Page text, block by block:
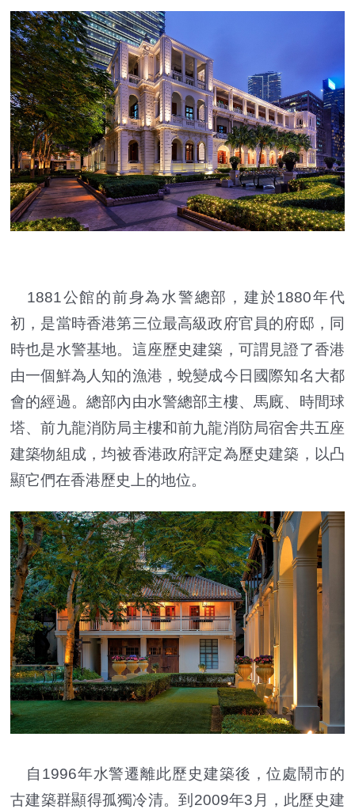
1881公館的前身為水警總部，建於1880年代
初，是當時香港第三位最高級政府官員的府邸，同
時也是水警基地。這座歷史建築，可謂見證了香港
由一個鮮為人知的漁港，蛻變成今日國際知名大都
會的經過。總部內由水警總部主樓、馬廐、時間球
塔、前九龍消防局主樓和前九龍消防局宿舍共五座
建築物組成，均被香港政府評定為歷史建築，以凸
顯它們在香港歷史上的地位。
自1996年水警遷離此歷史建築後，位處鬧市的
古建築群顯得孤獨冷清。到2009年3月，此歷史建